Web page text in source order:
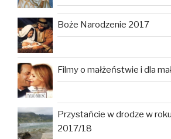
Boże Narodzenie 2017
Filmy o małżeństwie i dla
Przystańcie w drodze w
2017/18